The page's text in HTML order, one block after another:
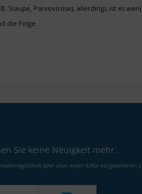
Staupe, Parvovirose), allerdings ist es
die Folge.
Sie keine Neuigkeit mehr.
oder über einen dafür vorgesehenen